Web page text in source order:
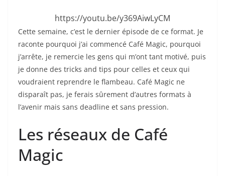
https://youtu.be/y369AiwLyCM
Cette semaine, c’est le dernier épisode de ce format. Je
raconte pourquoi j’ai commencé Café Magic, pourquoi
j’arrête, je remercie les gens qui m’ont tant motivé, puis
je donne des tricks and tips pour celles et ceux qui
voudraient reprendre le flambeau. Café Magic ne
disparaît pas, je ferais sûrement d’autres formats à
l’avenir mais sans deadline et sans pression.
Les réseaux de Café
Magic